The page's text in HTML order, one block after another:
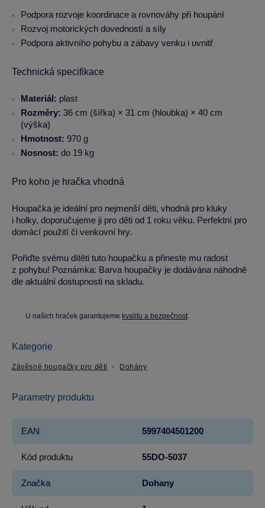
Podpora rozvoje koordinace a rovnováhy při houpání
Rozvoj motorických dovedností a síly
Podpora aktivního pohybu a zábavy venku i uvnitř
Technická specifikace
Materiál: plast
Rozměry: 36 cm (šířka) × 31 cm (hloubka) × 40 cm
(výška)
Hmotnost: 970 g
Nosnost: do 19 kg
Pro koho je hračka vhodná
Houpačka je ideální pro nejmenší děti, vhodná pro kluky
i holky, doporučujeme ji pro děti od 1 roku věku. Perfektní pro
domácí použití či venkovní hry.
Pořiďte svému dítěti tuto houpačku a přineste mu radost
z pohybu! Poznámka: Barva houpačky je dodávána náhodně
dle aktuální dostupnosti na skladu.
U našich hraček garantujeme kvalitu a bezpečnost.
Kategorie
Závěsné houpačky pro děti Dohány
Parametry produktu
EAN 5997404501200
Kód produktu 55DO-5037
Značka Dohany